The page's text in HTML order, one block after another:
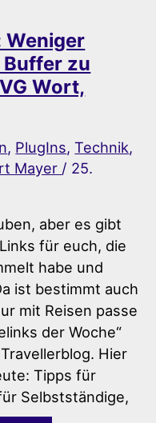
Weniger
zu
Wort,
, PlugIns,Technik,
Mayer / 25.
aber es gibt
für euch, die
habe und
ist bestimmt auch
mit Reisen passe
der Woche“
Hier
Tipps für
Selbstständige,